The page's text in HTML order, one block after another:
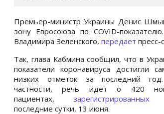
Премьер-министр Украины Денис
зону Евросоюза по COVID-
Владимира Зеленского, передает
Так, глава Кабмина сообщил, что в
показатели коронавируса достигли
низких отметок за последний
частности, речь идет о 420
пациентах, зарегистрированных
последние сутки, 13 июня.